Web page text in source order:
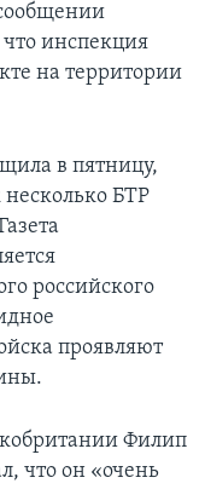
инспекция
на территории
в пятницу,
несколько БТР
российского
проявляют
Филип
что он «очень